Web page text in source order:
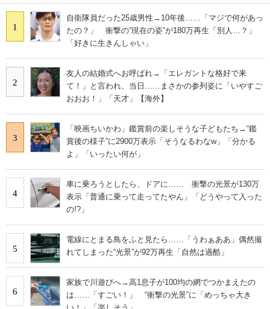
1
自衛隊員だった25歳男性→10年後……「マジで何があっ
たの？」 衝撃の“現在の姿”が180万再生「別人…？」
「好きに生きんしゃい」
2
友人の結婚式へお呼ばれ→「エレガントな格好で来
て！」と言われ、当日……まさかの参列姿に「いやすご
おおお！」「天才」【海外】
3
「映画ちいかわ」鑑賞前の楽しそうな子どもたち→“鑑
賞後の様子”に2900万表示「そうなるわなw」「分かる
よ」「いったい何が」
4
車に乗ろうとしたら、ドアに…… 衝撃の光景が130万
表示「普通に乗って走ってたやん」「どうやって入った
の!?」
5
電線にとまる鳥をふと見たら……「うわぁああ」偶然撮
れてしまった“光景”が92万再生「自然は過酷」
6
家族で川遊びへ→高1息子が100均の網でつかまえたの
は……「すごい！」 “衝撃の光景”に「めっちゃ大き